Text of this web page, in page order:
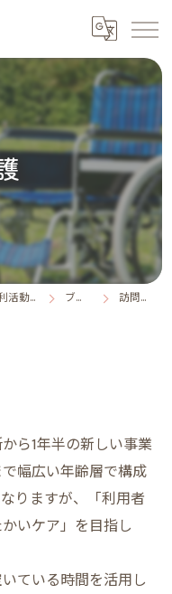
愛知県名古屋の訪問介護なら特定非営利活動法人Sottaku ブログ 訪問介護
ら1年半の新しい事業
幅広い年齢層で構成
りますが、「利用者
いケア」を目指し
ている時間を活用し